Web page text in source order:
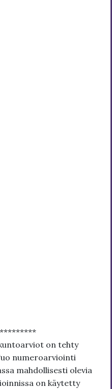
on tehty
numeroarviointi
mahdollisesti olevia
on käytetty